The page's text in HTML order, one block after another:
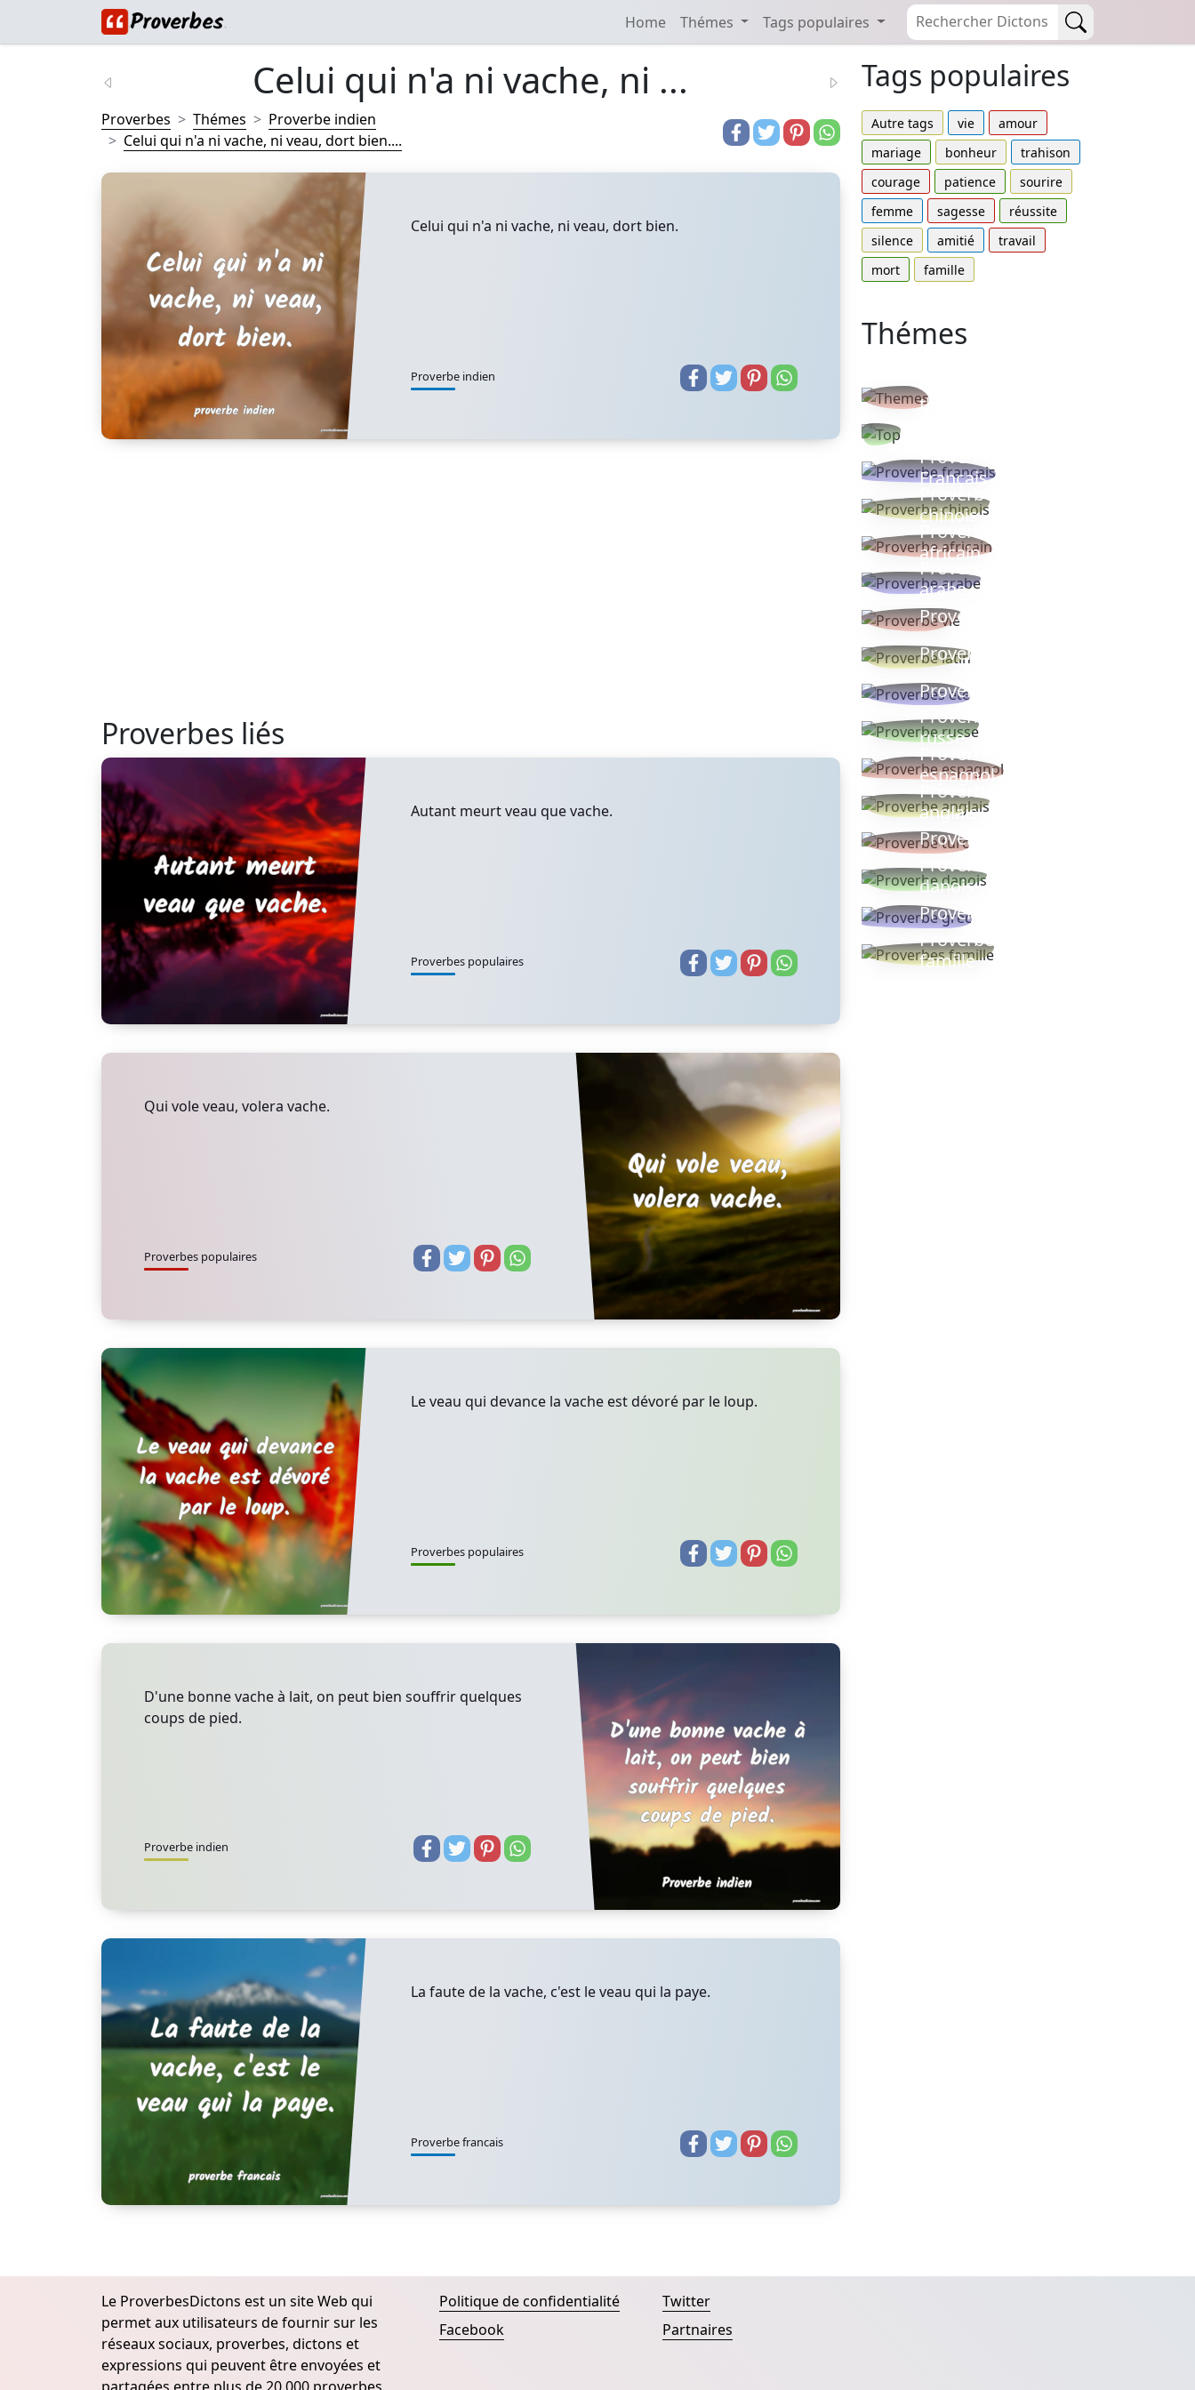
Home Thémes Tags populaires
Celui qui n'a ni vache, ni ...
Proverbes Thémes
Proverbe indien
Celui qui n'a ni vache, ni veau, dort bien....
Celui qui n'a ni vache, ni veau, dort bien.
Proverbe indien
Proverbes liés
Autant meurt veau que vache.
Proverbes populaires
Qui vole veau, volera vache.
Proverbes populaires
Le veau qui devance la vache est dévoré par le loup.
Proverbes populaires
D'une bonne vache à lait, on peut bien souffrir quelques
coups de pied.
Proverbe indien
La faute de la vache, c'est le veau qui la paye.
Proverbe francais
Tags populaires
Autre tags vie
amour
mariage
bonheur
trahison
courage
patience
sourire
femme
sagesse
réussite
silence
amitié
travail
mort
famille
Thémes
thèmes
Proverbe
Français
Proverbe
chinois
Proverbe
africain
Proverbe
arabe
Proverbe vie
Proverbe latin
Proverbes ete
Proverbe
russe
Proverbe
espagnol
Proverbe
anglais
Proverbe turc
Proverbe
danois
Proverbe grec
Proverbes
famille
Le ProverbesDictons est un site Web qui
permet aux utilisateurs de fournir sur les
réseaux sociaux, proverbes, dictons et
expressions qui peuvent être envoyées et
Politique de confidentialité
Facebook
Twitter
Partnaires